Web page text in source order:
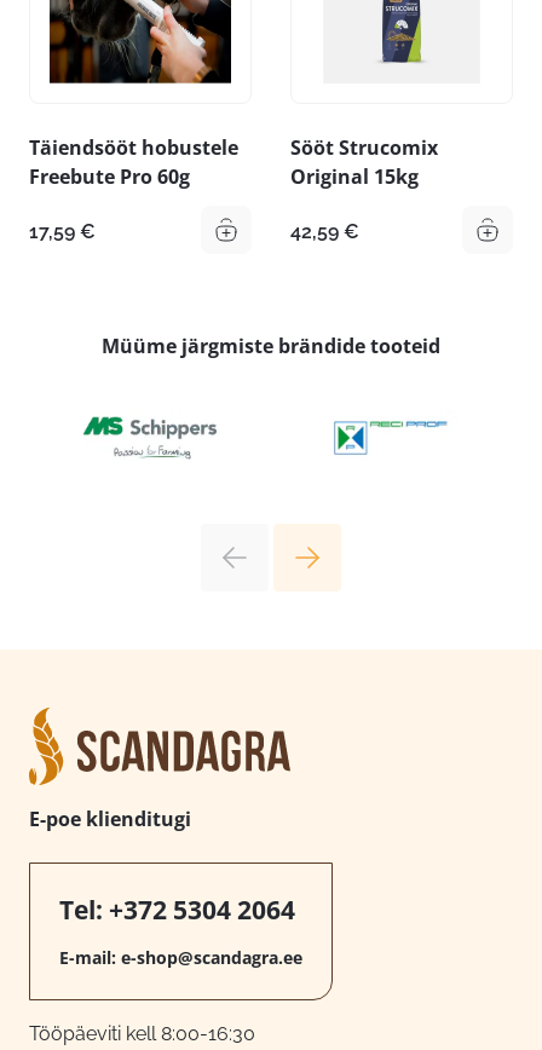
Täiendsööt hobustele
Freebute Pro 60g
17,59 €
Sööt Strucomix
Original 15kg
42,59 €
Müüme järgmiste brändide tooteid
E-poe klienditugi
Tel: +372 5304 2064
E-mail: e-shop@scandagra.ee
Tööpäeviti kell 8:00-16:30